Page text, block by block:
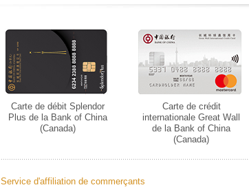
Carte de débit Splendor
Plus de la Bank of China
(Canada)
Carte de crédit
internationale Great Wall
de la Bank of China
(Canada)
Service d'affiliation de commerçants